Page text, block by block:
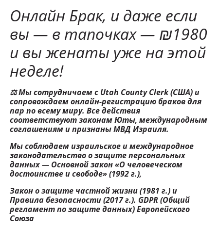
Онлайн Брак, и даже если
вы — в тапочках — ₪1980
и вы женаты уже на этой
неделе!
⚖ Мы сотрудничаем с Utah County Clerk (США) и
сопровождаем онлайн-регистрацию браков для
пар по всему миру. Все действия
соответствуют законам Юты, международным
соглашениям и признаны МВД Израиля.
Мы соблюдаем израильское и международное
законодательство о защите персональных
данных — Основной закон «О человеческом
достоинстве и свободе» (1992 г.),
Закон о защите частной жизни (1981 г.) и
Правила безопасности (2017 г.). GDPR (Общий
регламент по защите данных) Европейского
Союза